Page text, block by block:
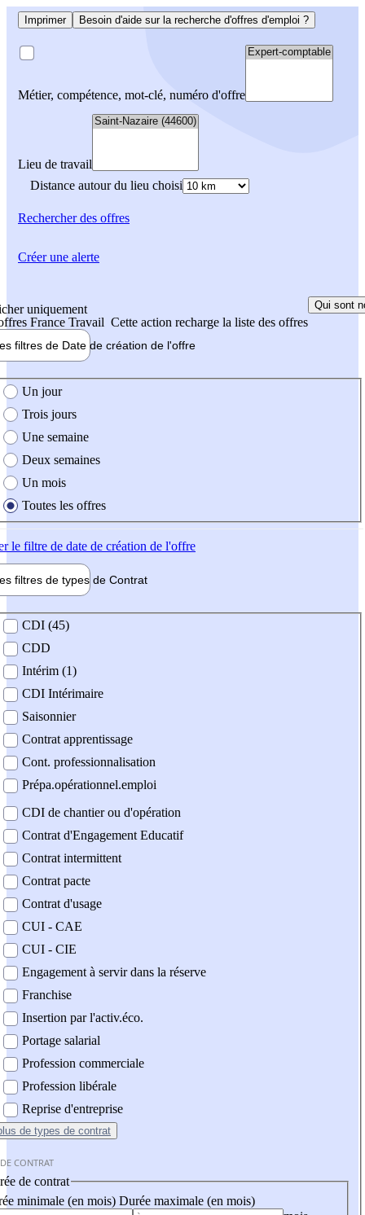
Imprimer Besoin d'aide sur la recherche d'offres d'emploi ?
Métier, compétence, mot-clé, numéro d'offre
Lieu de travail
Distance autour du lieu choisi
Rechercherdes offres
uniquement
France Travail Cette action recharge la liste des offres
Qui sont
filtres de Date de création de l'offre
création de l'offre
Un jour
Trois jours
Une semaine
Deux semaines
Un mois
Toutes les offres
le filtre de date de création de l'offre
filtres de types de Contrat
contrat
CDI (45)
CDD
Intérim (1)
CDI Intérimaire
Saisonnier
Contrat apprentissage
Cont. professionnalisation
Prépa.opérationnel.emploi
CDI de chantier ou d'opération
Contrat d'Engagement Educatif
Contrat intermittent
Contrat pacte
Contrat d'usage
CUI - CAE
CUI - CIE
Engagement à servir dans la réserve
Franchise
Insertion par l'activ.éco.
Portage salarial
Profession commerciale
Profession libérale
Reprise d'entreprise
de types de contrat
CONTRAT
de contrat
minimale (en mois) Durée maximale (en mois)
Créer une alerte